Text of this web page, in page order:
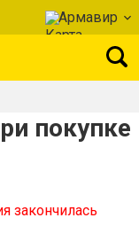
Армавир
покупке
закончилась